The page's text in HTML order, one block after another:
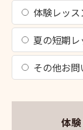
体験レッ
夏の短期
その他お
体